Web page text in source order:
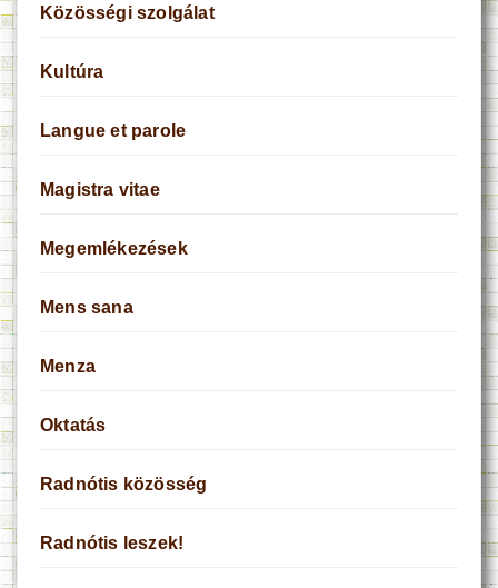
Közösségi szolgálat
Kultúra
Langue et parole
Magistra vitae
Megemlékezések
Mens sana
Menza
Oktatás
Radnótis közösség
Radnótis leszek!